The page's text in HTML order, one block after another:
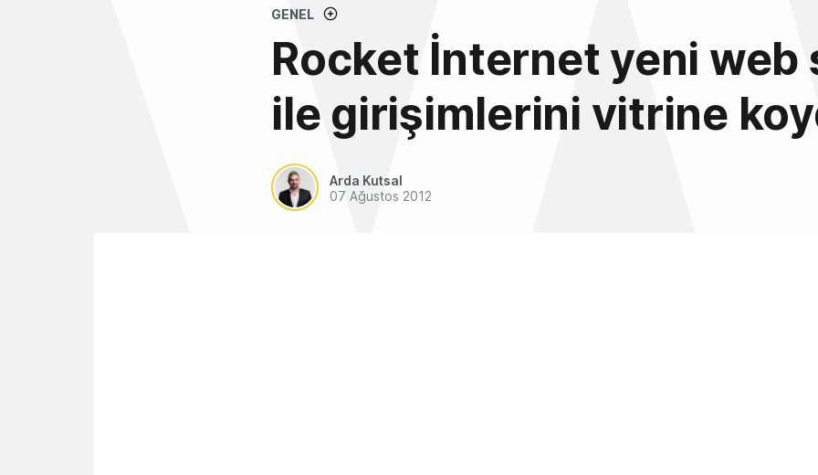
GENEL
Rocket İnternet yeni web
ile girişimlerini vitrine
Arda Kutsal
07 Ağustos 2012